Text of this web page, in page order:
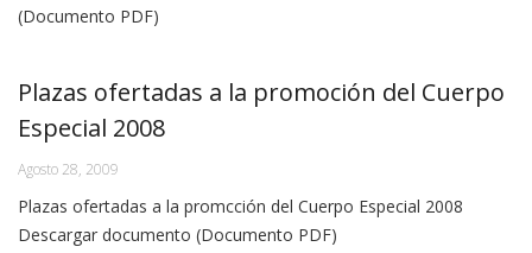
(Documento PDF)
Plazas ofertadas a la promoción del Cuerpo
Especial 2008
Agosto 28, 2009
Plazas ofertadas a la promcción del Cuerpo Especial 2008
Descargar documento (Documento PDF)